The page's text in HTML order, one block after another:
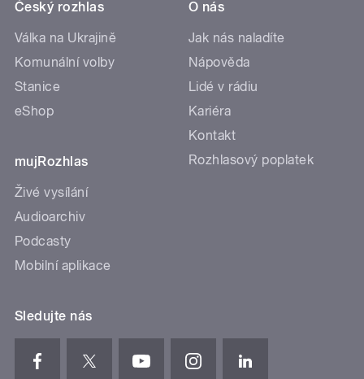
Český rozhlas
Válka na Ukrajině
Komunální volby
Stanice
eShop
mujRozhlas
Živé vysílání
Audioarchiv
Podcasty
Mobilní aplikace
O nás
Jak nás naladíte
Nápověda
Lidé v rádiu
Kariéra
Kontakt
Rozhlasový poplatek
Sledujte nás